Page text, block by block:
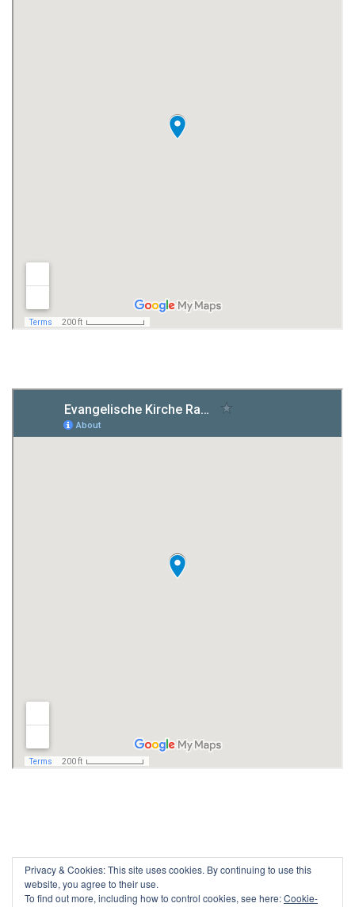
Privacy & Cookies: This site uses cookies. By continuing to use this
website, you agree to their use.
To find out more, including how to control cookies, see here:Cookie-